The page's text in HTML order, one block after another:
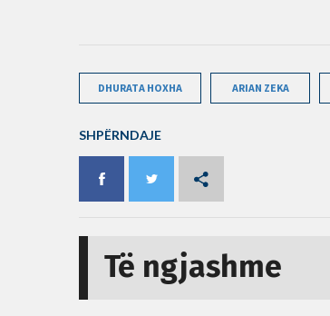
DHURATA HOXHA ARIAN ZEKA
SHPËRNDAJE
Të ngjashme